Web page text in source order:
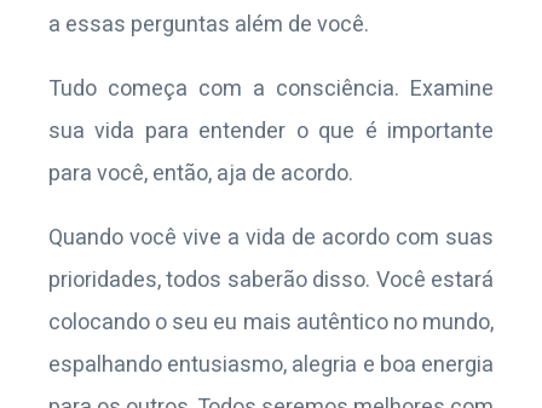
a essas perguntas além de você.
Tudo começa com a consciência. Examine
sua vida para entender o que é importante
para você, então, aja de acordo.
Quando você vive a vida de acordo com suas
prioridades, todos saberão disso. Você estará
colocando o seu eu mais autêntico no mundo,
espalhando entusiasmo, alegria e boa energia